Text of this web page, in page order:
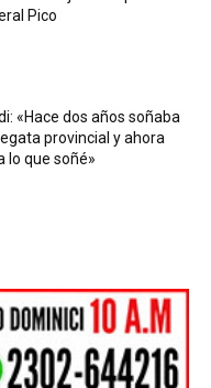
Pico
«Hace dos años soñaba
provincial y ahora
lo que soñé»